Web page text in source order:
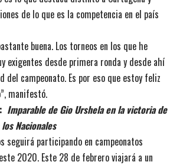
de lo que es la competencia en el país
buena. Los torneos en los que he
exigentes desde primera ronda y desde ahí
del campeonato. Es por eso que estoy feliz
manifestó.
Imparable de Gio Urshela en la victoria de
Nacionales
seguirá participando en campeonatos
2020. Este 28 de febrero viajará a un